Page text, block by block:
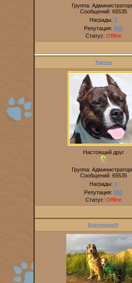
Группа:
Сообщений: 65535
Награды: 3
Репутация: 890
Статус: Offline
Tigrino
Настоящий друг
Группа:
Сообщений: 65535
Награды: 3
Репутация: 890
Статус: Offline
ЕкатеринаФ